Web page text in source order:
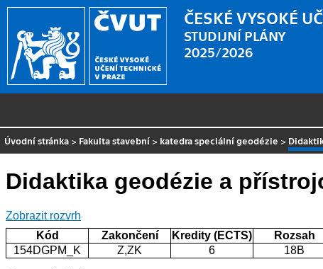
ČESKÉ VYSOKÉ
STUDIJNÍ PLÁNY
2025/2026
Úvodní stránka > Fakulta stavební > katedra speciální geodézie >
Didaktika geodézie a
Zobrazit rozvrh
Kód
Zakončení Kredity (ECTS) Rozsah
154DGPM_K
Z,ZK 6 18B